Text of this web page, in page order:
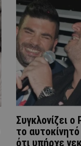
Συγκλονίζει ο
το
ότι υπήρχε